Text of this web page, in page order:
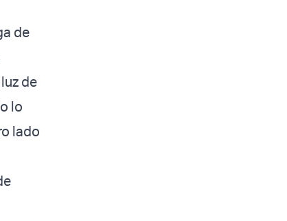
de
de
lo
lado